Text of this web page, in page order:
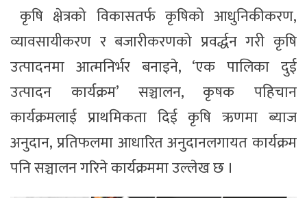
कृषि क्षेत्रको विकासतर्फ कृषिको आधुनिकीकरण,
व्यावसायीकरण र बजारीकरणको प्रवर्द्धन गरी कृषि
उत्पादनमा आत्मनिर्भर बनाइने, ‘एक पालिका दुई
उत्पादन कार्यक्रम’ सञ्चालन, कृषक पहिचान
कार्यक्रमलाई प्राथमिकता दिई कृषि ऋणमा ब्याज
अनुदान, प्रतिफलमा आधारित अनुदानलगायत कार्यक्रम
पनि सञ्चालन गरिने कार्यक्रममा उल्लेख छ ।